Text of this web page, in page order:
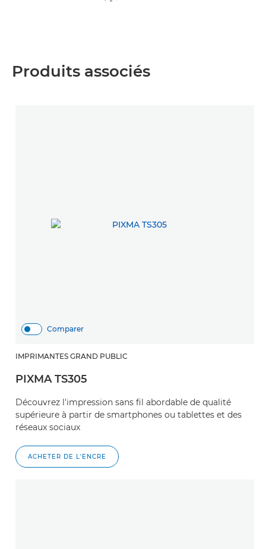
Produits associés
Comparer
IMPRIMANTES GRAND PUBLIC
PIXMA TS305
Découvrez l'impression sans fil abordable de qualité
supérieure à partir de smartphones ou tablettes et des
réseaux sociaux
ACHETER DE L'ENCRE